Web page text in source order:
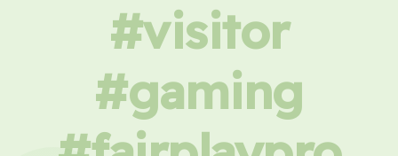
#visitor
#gaming